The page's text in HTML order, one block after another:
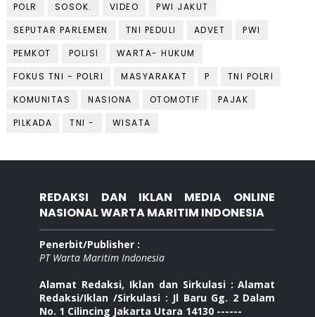
POLR
SOSOK. VIDEO
PWI JAKUT
SEPUTAR PARLEMEN
TNI PEDULI ADVET
PWI
PEMKOT
POLISI
WARTA- HUKUM
FOKUS TNI - POLRI
MASYARAKAT P
TNI POLRI
KOMUNITAS
NASIONA OTOMOTIF
PAJAK
PILKADA
TNI - WISATA
REDAKSI DAN IKLAN MEDIA ONLINE
NASIONAL WARTA MARITIM INDONESIA
Penerbit/Publisher :
PT Warta Maritim Indonesia
Alamat Redaksi, Iklan dan Sirkulasi : Alamat
Redaksi/Iklan /Sirkulasi : Jl Baru Gg. 2 Dalam
No. 1 Cilincing Jakarta Utara 14130 ------